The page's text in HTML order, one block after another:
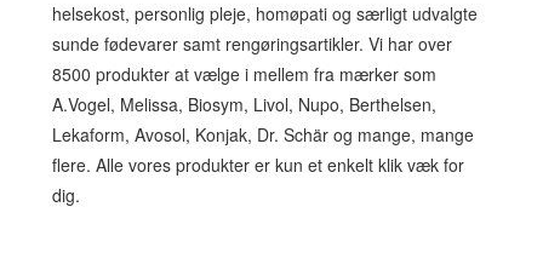
helsekost, personlig pleje, homøpati og særligt udvalgte
sunde fødevarer samt rengøringsartikler. Vi har over
8500 produkter at vælge i mellem fra mærker som
A.Vogel, Melissa, Biosym, Livol, Nupo, Berthelsen,
Lekaform, Avosol, Konjak, Dr. Schär og mange, mange
flere. Alle vores produkter er kun et enkelt klik væk for
dig.